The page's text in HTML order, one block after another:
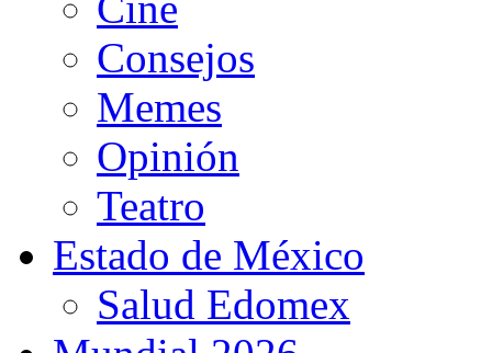
Consejos
Memes
Opinión
Teatro
Estado de México
Salud Edomex